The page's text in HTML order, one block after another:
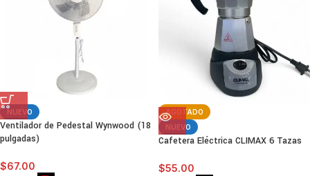
NUEVO
Ventilador de Pedestal Wynwood (18
pulgadas)
$67.00
AGOTADO
NUEVO
Cafetera Eléctrica CLIMAX 6 Tazas
$55.00